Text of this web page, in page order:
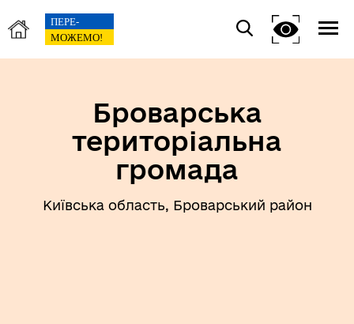
Броварська
територіальна
громада
Київська область, Броварський район